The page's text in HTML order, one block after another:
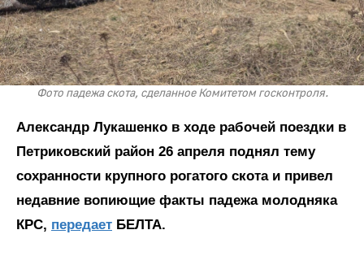
Фото падежа скота, сделанное Комитетом госконтроля.
Александр Лукашенко в ходе рабочей поездки в
Петриковский район 26 апреля поднял тему
сохранности крупного рогатого скота и привел
недавние вопиющие факты падежа молодняка
КРС, передает БЕЛТА.